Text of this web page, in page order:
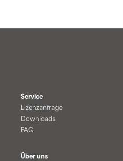
Service
Lizenzanfrage
Downloads
FAQ
Über uns